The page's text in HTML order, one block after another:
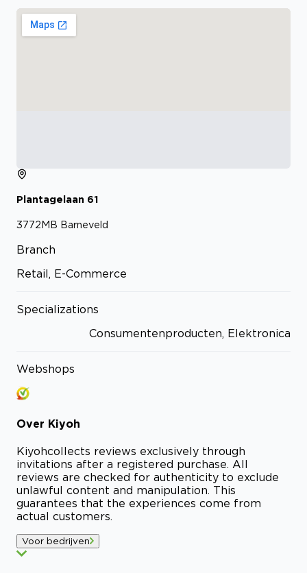
Plantagelaan 61
3772MB Barneveld
Branch
Retail, E-Commerce
Specializations
Consumentenproducten, Elektronica
Webshops
Over Kiyoh
Kiyohcollects reviews exclusively through
invitations after a registered purchase. All
reviews are checked for authenticity to exclude
unlawful content and manipulation. This
guarantees that the experiences come from
actual customers.
Voor bedrijven